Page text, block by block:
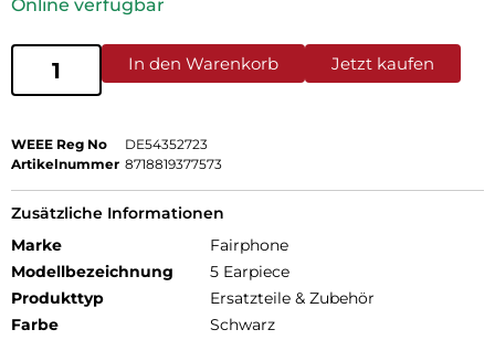
Online verfügbar
In den Warenkorb Jetzt kaufen
WEEE Reg No
DE54352723
Artikelnummer 8718819377573
Zusätzliche Informationen
Marke
Fairphone
Modellbezeichnung
5 Earpiece
Produkttyp
Ersatzteile & Zubehör
Farbe
Schwarz